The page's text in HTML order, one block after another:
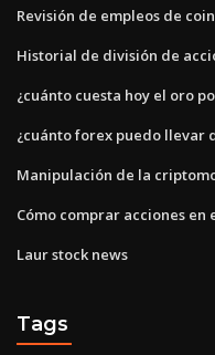
Revisión de empleos de
Historial de división de
¿cuánto cuesta hoy el oro
¿cuánto forex puedo llevar
Manipulación de la
Cómo comprar acciones
Laur stock news
Tags